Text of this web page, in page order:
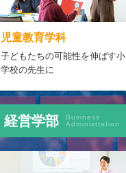
児童教育学科
子どもたちの可能性を伸ばす小
学校の先生に
経営学部
Business
Administration